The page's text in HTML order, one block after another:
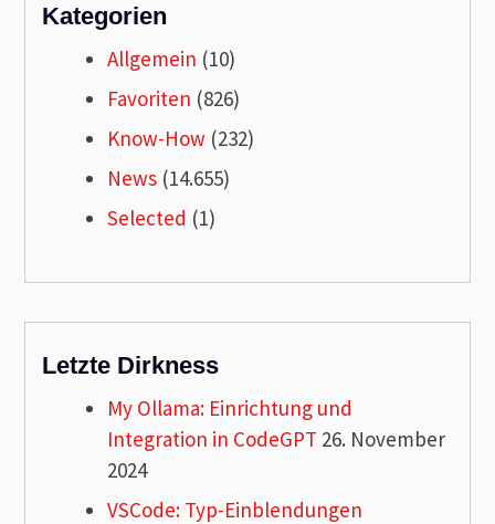
Kategorien
Allgemein (10)
Favoriten (826)
Know-How (232)
News (14.655)
Selected (1)
Letzte Dirkness
My Ollama: Einrichtung und
Integration in CodeGPT 26. November
2024
VSCode: Typ-Einblendungen